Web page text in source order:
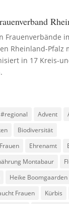
Frauenverbände
Rheinland-Pfalz
in 17 Kreis-
#regional Advent
Biodiversität
Ehrenamt
Montabaur
Heike Boomgaarden
Frauen
Kürbis